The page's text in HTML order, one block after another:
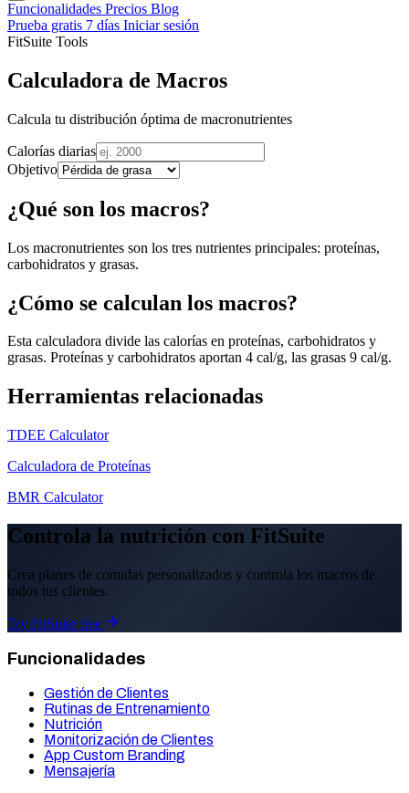
Funcionalidades Precios Blog
Prueba gratis 7 días Iniciar sesión
FitSuite Tools
Calculadora de Macros
Calcula tu distribución óptima de macronutrientes
Calorías diarias
Objetivo
¿Qué son los macros?
Los macronutrientes son los tres nutrientes principales: proteínas,
carbohidratos y grasas.
¿Cómo se calculan los macros?
Esta calculadora divide las calorías en proteínas, carbohidratos y
grasas. Proteínas y carbohidratos aportan 4 cal/g, las grasas 9 cal/g.
Herramientas relacionadas
TDEE Calculator
Calculadora de Proteínas
BMR Calculator
Controla la nutrición con FitSuite
Crea planes de comidas personalizados y controla los macros de
todos tus clientes.
Try FitSuite free
Funcionalidades
Gestión de Clientes
Rutinas de Entrenamiento
Nutrición
Monitorización de Clientes
App Custom Branding
Mensajería